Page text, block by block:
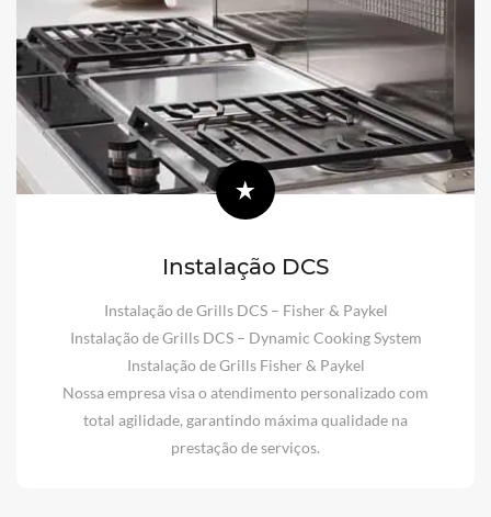
Instalação DCS
Instalação de Grills DCS – Fisher & Paykel
Instalação de Grills DCS – Dynamic Cooking System
Instalação de Grills Fisher & Paykel
Nossa empresa visa o atendimento personalizado com
total agilidade, garantindo máxima qualidade na
prestação de serviços.